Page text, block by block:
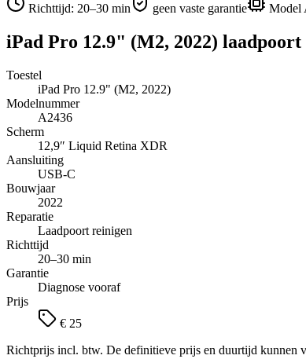
Richttijd: 20–30 min geen vaste garantie Model
iPad Pro 12.9" (M2, 2022) laadpoort
Toestel
iPad Pro 12.9" (M2, 2022)
Modelnummer
A2436
Scherm
12,9″ Liquid Retina XDR
Aansluiting
USB-C
Bouwjaar
2022
Reparatie
Laadpoort reinigen
Richttijd
20–30 min
Garantie
Diagnose vooraf
Prijs
€ 25
Richtprijs incl. btw. De definitieve prijs en duurtijd kunnen